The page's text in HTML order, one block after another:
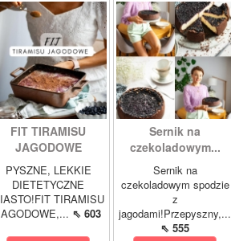
FIT TIRAMISU
JAGODOWE
PYSZNE, LEKKIE
DIETETYCZNE
TIRAMISU
⇖ 603
Sernik na
czekoladowym...
Sernik na
czekoladowym spodzie
z
jagodami!Przepyszny,...
⇖ 555